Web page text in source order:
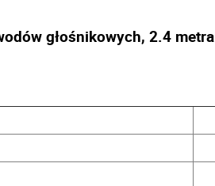
głośnikowych, 2.4 metra